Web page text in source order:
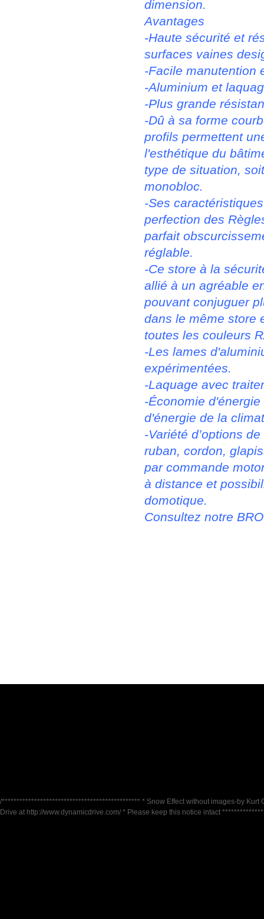
dimension.
Avantages
-Haute sécurité et
surfaces vaines
-Facile manutention
-Aluminium et
-Plus grande
-Dû à sa forme
profils permettent
l'esthétique du
type de situation,
monobloc.
-Ses
perfection des
parfait
réglable.
-Ce store à la
allié à un agréable
pouvant conjuguer
dans le même store
toutes les couleurs
-Les lames
expérimentées.
-Laquage avec
-Économie
d'énergie de la
-Variété d’options
ruban, cordon,
par commande
à distance et
domotique.
Consultez notre
/*********************************************** * Snow Effect without images-by Kurt
Drive at http://www.dynamicdrive.com/ * Please keep this notice intact